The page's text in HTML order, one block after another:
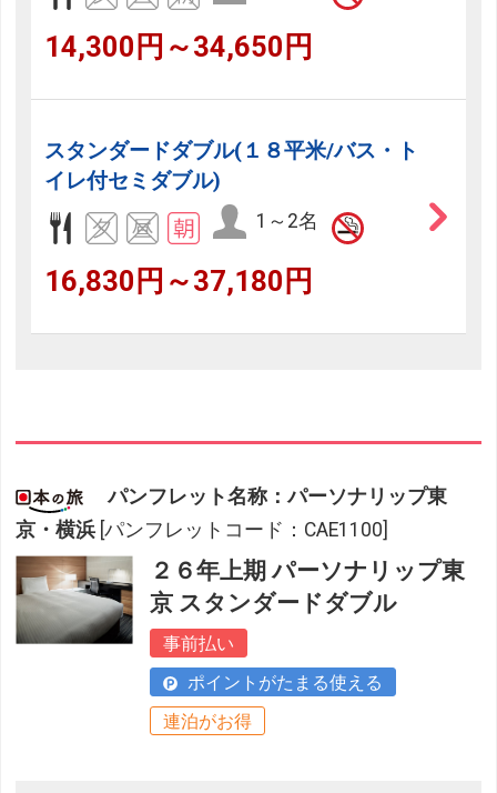
14,300円～34,650円
スタンダードダブル(１８平米/バス・ト
イレ付セミダブル)
1～2名
16,830円～37,180円
パンフレット名称：パーソナリップ東
京・横浜 [パンフレットコード：CAE1100]
２６年上期 パーソナリップ東
京 スタンダードダブル
事前払い
ポイントがたまる使える
連泊がお得